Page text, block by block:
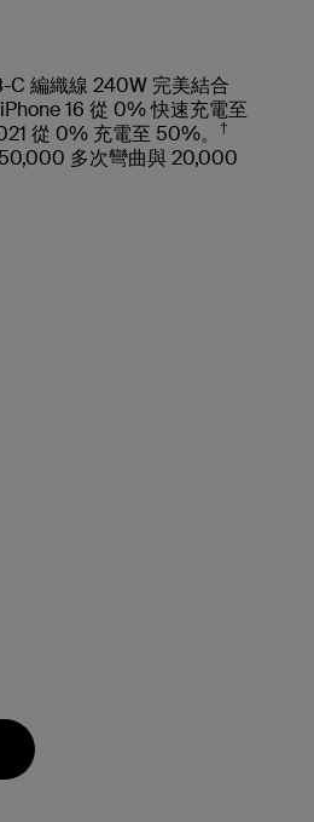
C 編織線 240W 完美結合
16 從 0% 快速充電至
從 0% 充電至 50%。 †
多次彎曲與 20,000